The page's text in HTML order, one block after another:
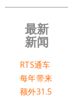
最新
新闻
RTS通车
每年带来
额外31.5